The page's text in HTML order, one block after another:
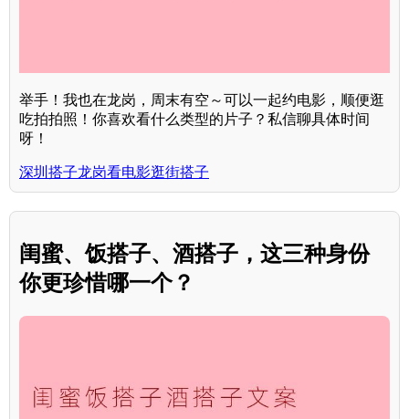
举手！我也在龙岗，周末有空～可以一起约电影，顺便逛
吃拍拍照！你喜欢看什么类型的片子？私信聊具体时间
呀！
深圳搭子龙岗看电影逛街搭子
闺蜜、饭搭子、酒搭子，这三种身份
你更珍惜哪一个？